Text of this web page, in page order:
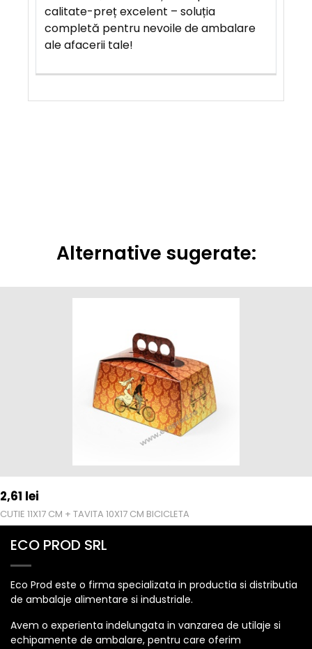
calitate-preț excelent – soluția
completă pentru nevoile de ambalare
ale afacerii tale!
Alternative sugerate:
2,61 lei
CUTIE 11X17 CM + TAVITA 10X17 CM BICICLETA
ECO PROD SRL
Eco Prod este o firma specializata in productia si distributia
de ambalaje alimentare si industriale.
Avem o experienta indelungata in vanzarea de utilaje si
echipamente de ambalare, pentru care oferim